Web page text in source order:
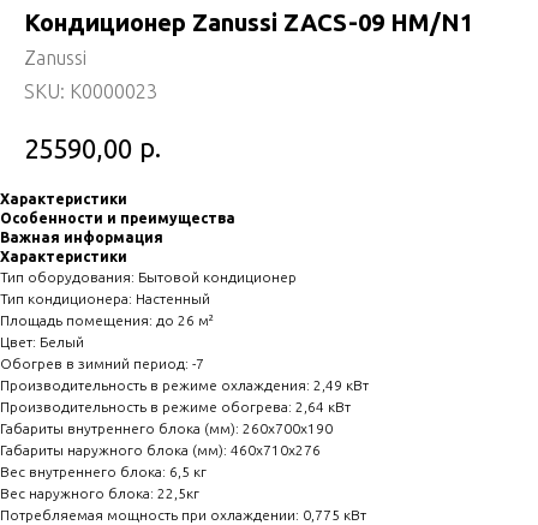
Кондиционер Zanussi ZACS-09 HM/N1
Zanussi
SKU: K0000023
25590,00 р.
Характеристики
Особенности и преимущества
Важная информация
Характеристики
Тип оборудования: Бытовой кондиционер
Тип кондиционера: Настенный
Площадь помещения: до 26 м²
Цвет: Белый
Обогрев в зимний период: -7
Производительность в режиме охлаждения: 2,49 кВт
Производительность в режиме обогрева: 2,64 кВт
Габариты внутреннего блока (мм): 260х700х190
Габариты наружного блока (мм): 460х710х276
Вес внутреннего блока: 6,5 кг
Вес наружного блока: 22,5кг
Потребляемая мощность при охлаждении: 0,775 кВт